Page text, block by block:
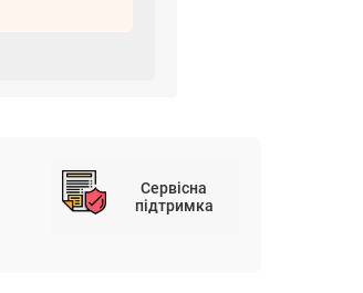
Сервісна
підтримка